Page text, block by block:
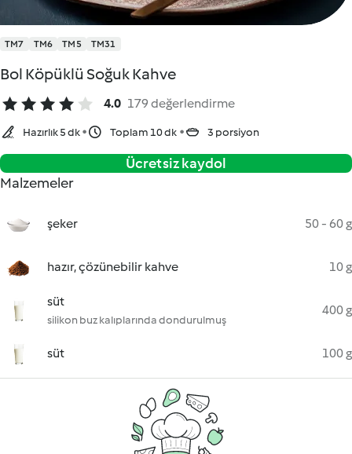
TM7 TM6 TM5 TM31
Bol Köpüklü Soğuk Kahve
4.0 179 değerlendirme
Hazırlık 5 dk Toplam 10 dk 3 porsiyon
Ücretsiz kaydol
Malzemeler
şeker 50 - 60 g
hazır, çözünebilir kahve 10 g
süt
silikon buz kalıplarında dondurulmuş
400 g
süt 100 g